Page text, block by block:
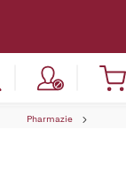
Pharmazie